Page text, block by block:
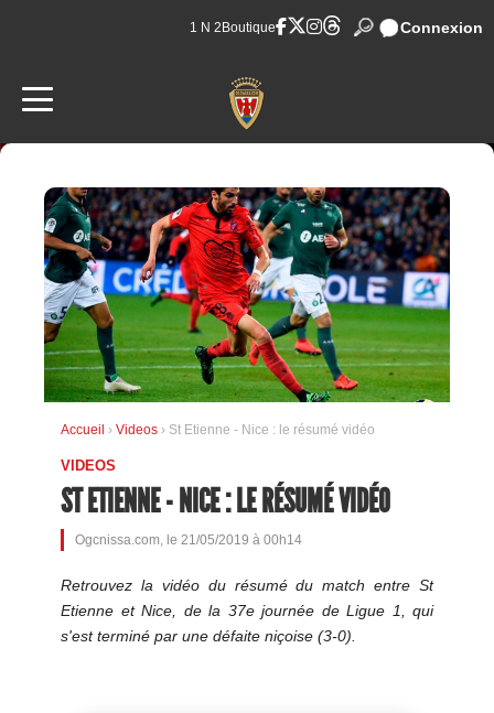
1 N 2 Boutique Connexion
Accueil › Videos › St Etienne - Nice : le résumé vidéo
VIDEOS
ST ETIENNE - NICE : LE RÉSUMÉ VIDÉO
Ogcnissa.com, le 21/05/2019 à 00h14
Retrouvez la vidéo du résumé du match entre St
Etienne et Nice, de la 37e journée de Ligue 1, qui
s'est terminé par une défaite niçoise (3-0).